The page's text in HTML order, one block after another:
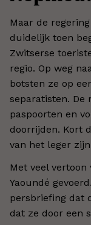
Maar de
duidelijk toen
Zwitserse
regio. Op weg
botsten ze op
separatisten. De
paspoorten en
doorrijden. Kort
van het leger
Met veel
Yaoundé
persbriefing dat
dat ze door een